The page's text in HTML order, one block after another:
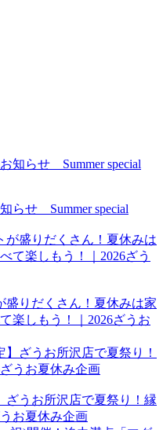
らせ Summer special
盛りだくさん！夏休みは家
楽しもう！｜2026ざうお
ざうお所沢店で夏祭り！縁
お夏休み企画